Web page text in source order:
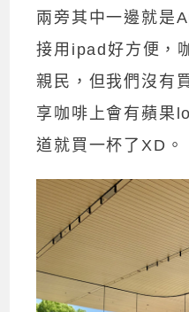
兩旁其中一邊就是
接用ipad好方便，
親民，但我們沒有
享咖啡上會有蘋果
道就買一杯了XD。